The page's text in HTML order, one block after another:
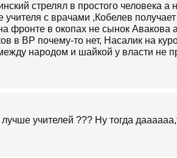
стрелял в простого человека а
с врачами ,Кобелев
фронте в окопах не сынок Авакова
в ВР почему-то нет, Насалик на
народом и шайкой у власти не
учителей ??? Ну тогда